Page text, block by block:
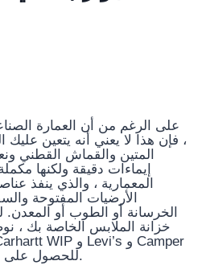
على الرغم من أن العمارة
، فإن هذا لا يعني أنه يتعين عليك
المتين والقماش القطني
إيماءات دقيقة ولكنها
المعمارية ، والذي ينفذ
الأرضيات المفتوحة
الخرسانة أو الطوب أو
خزانة الملابس الخاصة بك ،
للحصول على قطع ملابس عمل محدثة.